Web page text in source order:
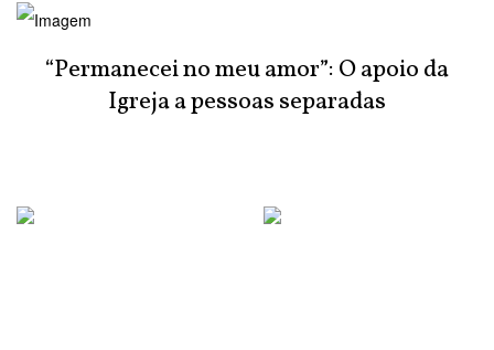
“Permanecei no meu amor”: O apoio da
Igreja a pessoas separadas